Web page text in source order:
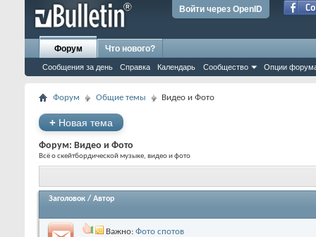
Войти через OpenID
Форум
Сообщения за день Справка Календарь Сообщество Опции
Что нового?
Форум Общие темы Видео и Фото
+ Новая тема
Форум: Видео и Фото
Всё о скейтбордической музыке, видео и фото
Заголовок / Автор
Важно: Фото спотов